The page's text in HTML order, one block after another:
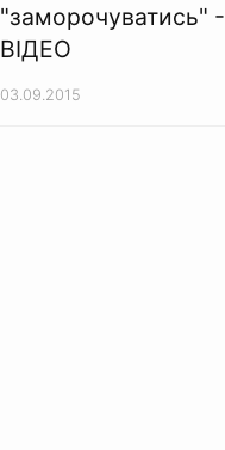
"заморочуватись" -
ВІДЕО
03.09.2015